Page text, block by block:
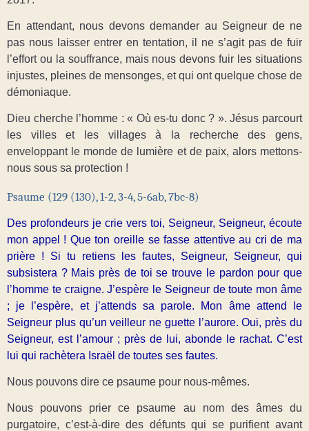
En attendant, nous devons demander au Seigneur de ne
pas nous laisser entrer en tentation, il ne s’agit pas de fuir
l’effort ou la souffrance, mais nous devons fuir les situations
injustes, pleines de mensonges, et qui ont quelque chose de
démoniaque.
Dieu cherche l’homme : « Où es-tu donc ? ». Jésus parcourt
les villes et les villages à la recherche des gens,
enveloppant le monde de lumière et de paix, alors mettons-
nous sous sa protection !
Psaume (129 (130), 1-2, 3-4, 5-6ab, 7bc-8)
Des profondeurs je crie vers toi, Seigneur, Seigneur, écoute
mon appel ! Que ton oreille se fasse attentive au cri de ma
prière ! Si tu retiens les fautes, Seigneur, Seigneur, qui
subsistera ? Mais près de toi se trouve le pardon pour que
l’homme te craigne. J’espère le Seigneur de toute mon âme
; je l’espère, et j’attends sa parole. Mon âme attend le
Seigneur plus qu’un veilleur ne guette l’aurore. Oui, près du
Seigneur, est l’amour ; près de lui, abonde le rachat. C’est
lui qui rachètera Israël de toutes ses fautes.
Nous pouvons dire ce psaume pour nous-mêmes.
Nous pouvons prier ce psaume au nom des âmes du
purgatoire, c’est-à-dire des défunts qui se purifient avant